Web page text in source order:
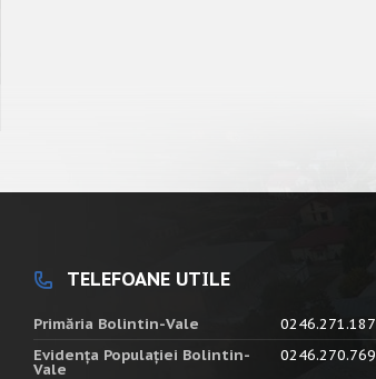
TELEFOANE UTILE
Primăria Bolintin-Vale
0246.271.187
Evidența Populației Bolintin-
Vale
0246.270.769